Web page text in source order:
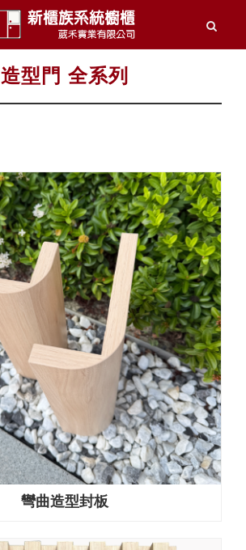
造型門 全系列
彎曲造型封板